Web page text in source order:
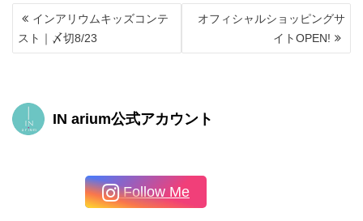
投
稿
ナ
ー
シ
ョ
インアリウムキッズコンテ
スト｜〆切8/23
オフィシャルショッピングサ
イトOPEN!
IN arium公式アカウント
Follow Me